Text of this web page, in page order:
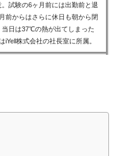
試験の6ヶ月前には出勤前と退
前からはさらに休日も朝から閉
日は37℃の熱が出てしまった
株式会社の社長室に所属。